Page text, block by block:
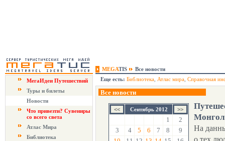
MEGATIS
Все новости
МегаИдеи Путешествий
Туры и билеты
Новости
Что привезти? Сувениры
со всего света
Атлас Мира
Библиотека
Еще есть: Библиотека Атлас мира Справочная
Все новости
Сентябрь 2012
1
2
3
4 5 6 7 8
9
На
о тех